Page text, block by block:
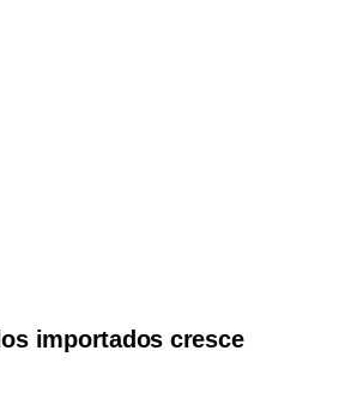
importados cresce